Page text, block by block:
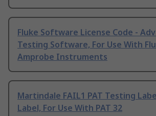
Fluke Software License Code -
Testing Software, For Use With
Amprobe Instruments
Martindale FAIL1 PAT Testing
Label, For Use With PAT 32